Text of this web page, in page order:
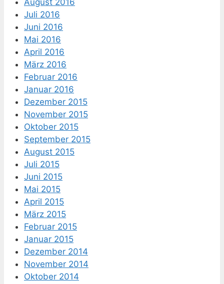
August 2016
Juli 2016
Juni 2016
Mai 2016
April 2016
März 2016
Februar 2016
Januar 2016
Dezember 2015
November 2015
Oktober 2015
September 2015
August 2015
Juli 2015
Juni 2015
Mai 2015
April 2015
März 2015
Februar 2015
Januar 2015
Dezember 2014
November 2014
Oktober 2014